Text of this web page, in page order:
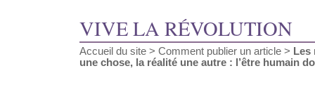
VIVE LA RÉVOLUTION
Accueil du site > Comment publier un article > Les
une chose, la réalité une autre : l’être humain